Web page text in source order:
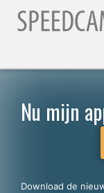
Nu mijn
Download de